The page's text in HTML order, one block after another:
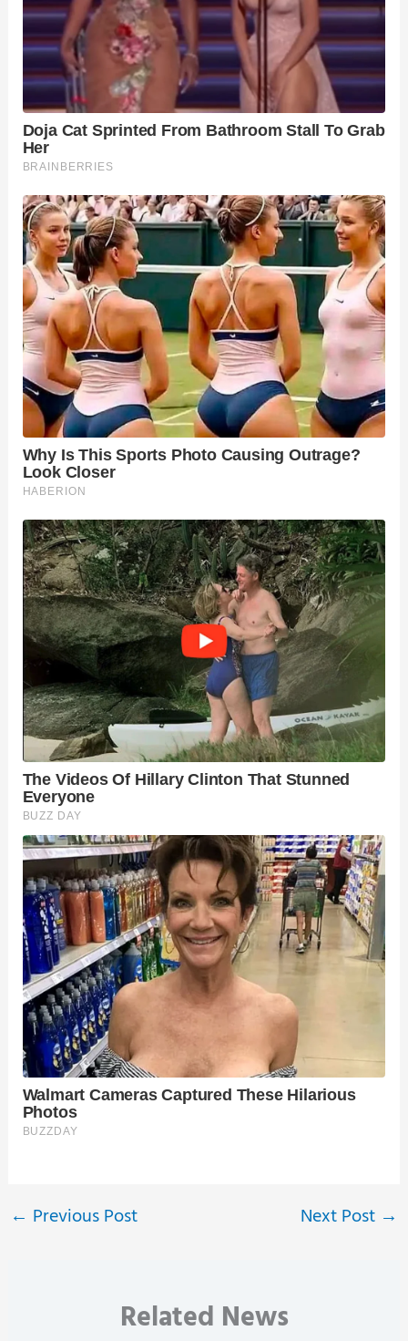
← Previous Post Next Post →
Related News